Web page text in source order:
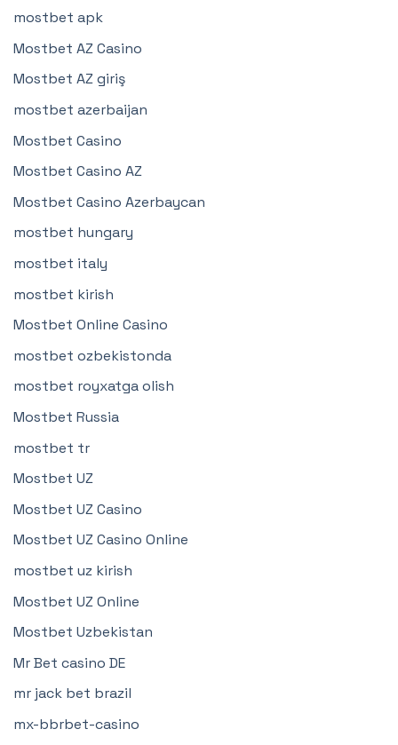
mostbet apk
Mostbet AZ Casino
Mostbet AZ giriş
mostbet azerbaijan
Mostbet Casino
Mostbet Casino AZ
Mostbet Casino Azerbaycan
mostbet hungary
mostbet italy
mostbet kirish
Mostbet Online Casino
mostbet ozbekistonda
mostbet royxatga olish
Mostbet Russia
mostbet tr
Mostbet UZ
Mostbet UZ Casino
Mostbet UZ Casino Online
mostbet uz kirish
Mostbet UZ Online
Mostbet Uzbekistan
Mr Bet casino DE
mr jack bet brazil
mx-bbrbet-casino